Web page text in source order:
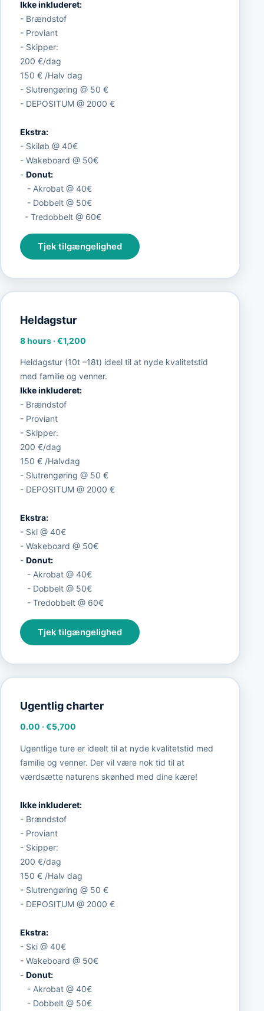
Ikke inkluderet:
- Brændstof
- Proviant
- Skipper:
200 €/dag
150 € /Halv dag
- Slutrengøring @ 50 €
- DEPOSITUM @ 2000 €
Ekstra:
- Skiløb @ 40€
- Wakeboard @ 50€
- Donut:
- Akrobat @ 40€
- Dobbelt @ 50€
- Tredobbelt @ 60€
Tjek tilgængelighed
Heldagstur
8 hours·€1,200
Heldagstur (10t –18t) ideel til at nyde kvalitetstid
med familie og venner.
Ikke inkluderet:
- Brændstof
- Proviant
- Skipper:
200 €/dag
150 € /Halvdag
- Slutrengøring @ 50 €
- DEPOSITUM @ 2000 €
Ekstra:
- Ski @ 40€
- Wakeboard @ 50€
- Donut:
- Akrobat @ 40€
- Dobbelt @ 50€
- Tredobbelt @ 60€
Tjek tilgængelighed
Ugentlig charter
0.00 ·€5,700
Ugentlige ture er ideelt til at nyde kvalitetstid med
familie og venner. Der vil være nok tid til at
værdsætte naturens skønhed med dine kære!
Ikke inkluderet:
- Brændstof
- Proviant
- Skipper:
200 €/dag
150 € /Halv dag
- Slutrengøring @ 50 €
- DEPOSITUM @ 2000 €
Ekstra:
- Ski @ 40€
- Wakeboard @ 50€
- Donut:
- Akrobat @ 40€
- Dobbelt @ 50€